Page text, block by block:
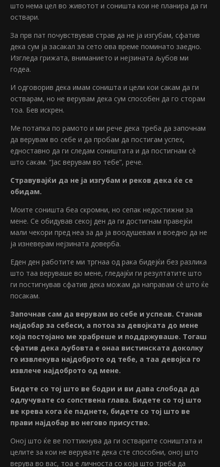
што нема цел во животот и соништа кои не планира да ги
оствари.
За прв пат почувствував страв да не ја изгубам, сфатив
дека сум ја засакал за сето ова време поминато заедно.
Изгледа грижата, вниманието и нејзината љубов ми
годеа.
И одговорив дека имам соништа и цели кои сакам да ги
остварам, но не верувам дека сум способен да го сторам
тоа. Бев искрен.
Ме потапка по рамото и ми рече дека треба да започнам
да верувам во себе и да пробам да постигам успех,
едноставно да ги следам соништата и да постигнам сè
што сакам. “Јас верувам во тебе”, рече.
Стравувајќи да не ја изгубам и реков дека ќе се
обидам.
Моите соништа беа скромни, но сепак недостижни за
мене. Се обидував секој ден да ги достигнам правејќи
мали чекори пред неа за да ја воодушевам и воедно да не
ја изневерам нејзината доверба.
Еден ден работите ми тргнаа од рака бидејќи без разлика
што таа веруваше во мене, гледајќи ги резултатите што
ги постигнував сфатив дека можам да направам сè што ќе
посакам.
Започнав сам да верувам во себе и успеав. Станав
најдобар за себеси, а потоа за девојката до мене
која постојано ме храбреше и поддржуваше. Тогаш
сфатив дека љубовта е онаа вистинската доколку
го извлекува најдоброто од тебе, а таа девојка го
извлече најдоброто од мене.
Бидете со тој што ве бодри и ви дава слобода да
одлучувате со сопствена глава. Бидете со тој што
ве крева кога ќе паднете, бидете со тој што ве
прави најдобар во негово присуство.
Оној што ќе ве поттикнува да ги остварите соништата и
целите за кои не верувате дека сте способни, оној што
верува во вас, тоа е личноста со која што треба да